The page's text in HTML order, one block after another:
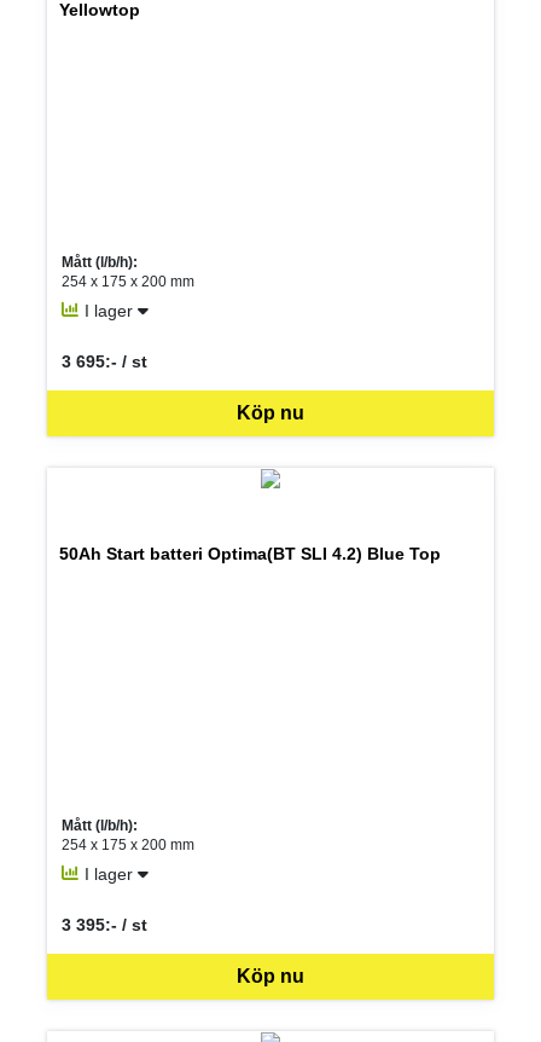
Yellowtop
Mått (l/b/h):
254 x 175 x 200 mm
I lager
Köp nu
3 695:- / st
SEK per ST
50Ah Start batteri Optima(BT SLI 4.2) Blue Top
Mått (l/b/h):
254 x 175 x 200 mm
I lager
Köp nu
3 395:- / st
SEK per ST